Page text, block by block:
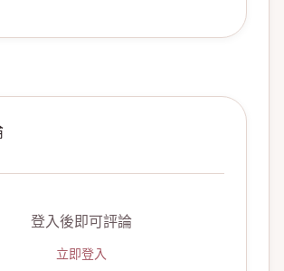
登入後即可評論
立即登入